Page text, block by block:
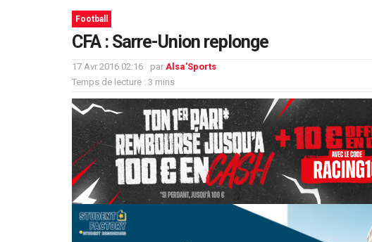
Football
CFA : Sarre-Union replonge
17 Avr 2016 02:16 par Alsa'Sports
Temps de lecture : 3 mins